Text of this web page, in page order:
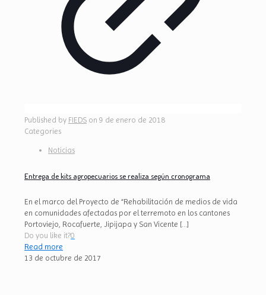
Published by FIEDS on 9 de enero de 2018
Categories
Noticias
Entrega de kits agropecuarios se realiza según cronograma
En el marco del Proyecto de “Rehabilitación de medios de vida
en comunidades afectadas por el terremoto en los cantones
Portoviejo, Rocafuerte, Jipijapa y San Vicente […]
Do you like it?0
Read more
13 de octubre de 2017